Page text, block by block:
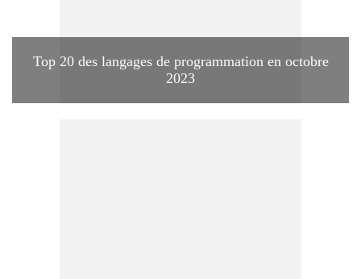
Top 20 des langages de programmation en octobre
2023